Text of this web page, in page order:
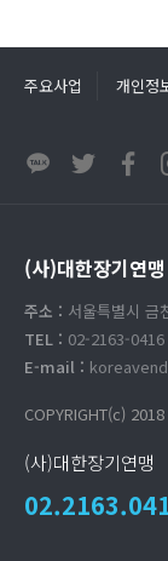
주요사업 개인정
(사)대한장기연맹
주소 : 서울특별시 금
TEL : 02-2163-0416
E-mail :
COPYRIGHT(c) 2018
(사)대한장기연맹